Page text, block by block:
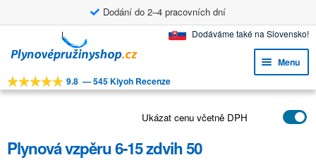
Dodání do 2–4 pracovních dní
na
k
webu
Dodáváme také na Slovensko!
Menu
NÁSTROJE
menu
APLIKACE
9.8 —545 Kiyoh Recenze
Ukázat cenu včetně DPH
Plynová vzpěru 6-15 zdvih 50